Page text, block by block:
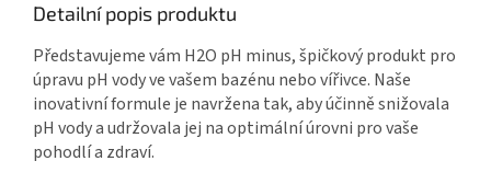
Detailní popis produktu
Představujeme vám H2O pH minus, špičkový produkt pro
úpravu pH vody ve vašem bazénu nebo vířivce. Naše
inovativní formule je navržena tak, aby účinně snižovala
pH vody a udržovala jej na optimální úrovni pro vaše
pohodlí a zdraví.